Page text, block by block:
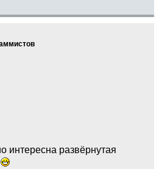
интересна развёрнутая